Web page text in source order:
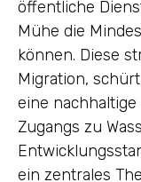
öffentliche
Mühe die
können. Diese
Migration,
eine
Zugangs zu
ein zentrales